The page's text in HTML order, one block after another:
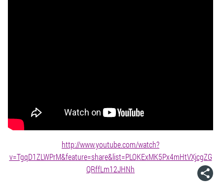
http://www.youtube.com/watch?
v=TgqD1ZLWPrM&feature=share&list=PLOKExMK5Px4mHtVXjcgZG
QRffLm12JHNh